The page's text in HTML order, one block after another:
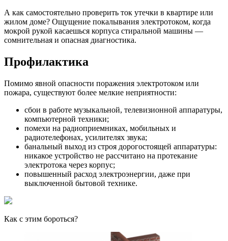
А как самостоятельно проверить ток утечки в квартире или
жилом доме? Ощущение покалывания электротоком, когда
мокрой рукой касаешься корпуса стиральной машины —
сомнительная и опасная диагностика.
Профилактика
Помимо явной опасности поражения электротоком или
пожара, существуют более мелкие неприятности:
сбои в работе музыкальной, телевизионной аппаратуры,
компьютерной техники;
помехи на радиоприемниках, мобильных и
радиотелефонах, усилителях звука;
банальный выход из строя дорогостоящей аппаратуры:
никакое устройство не рассчитано на протекание
электротока через корпус;
повышенный расход электроэнергии, даже при
выключенной бытовой технике.
Как с этим бороться?